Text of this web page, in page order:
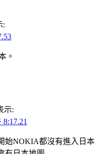
:
。
示:
8:17.21
始NOKIA都沒有進入日本